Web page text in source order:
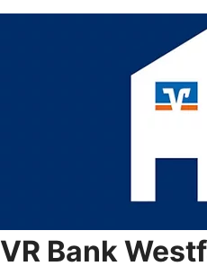
VR Bank